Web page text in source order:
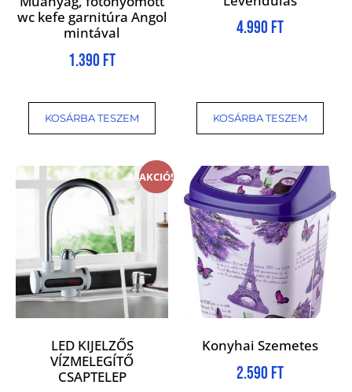
wc kefe garnitúra Angol
mintával
1.390 Ft
KOSÁRBA TESZEM
4.990 Ft
KOSÁRBA TESZEM
AKCIÓ!
LED KIJELZŐS
VÍZMELEGÍTŐ
CSAPTELEP
Konyhai Szemetes
2.590 Ft